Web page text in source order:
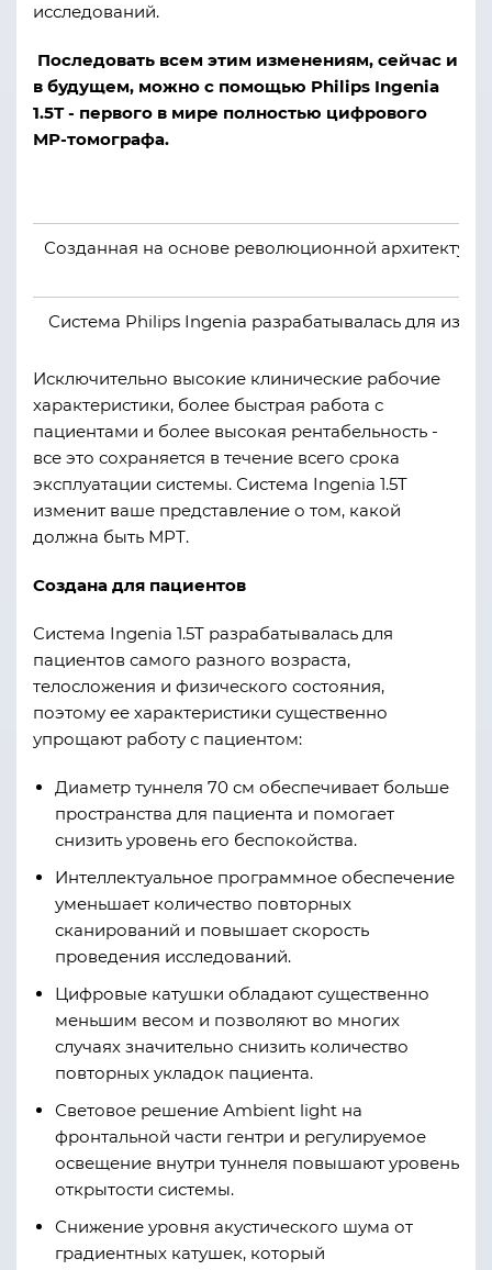
исследований.
Последовать всем этим изменениям, сейчас и
в будущем, можно с помощью Philips Ingenia
1.5T - первого в мире полностью цифрового
МР-томографа.
Созданная на основе революционной
Система Philips Ingenia разрабатывалась для
Исключительно высокие клинические рабочие
характеристики, более быстрая работа с
пациентами и более высокая рентабельность -
все это сохраняется в течение всего срока
эксплуатации системы. Система Ingenia 1.5T
изменит ваше представление о том, какой
должна быть МРТ.
Создана для пациентов
Система Ingenia 1.5T разрабатывалась для
пациентов самого разного возраста,
телосложения и физического состояния,
поэтому ее характеристики существенно
упрощают работу с пациентом:
Диаметр туннеля 70 см обеспечивает больше
пространства для пациента и помогает
снизить уровень его беспокойства.
Интеллектуальное программное обеспечение
уменьшает количество повторных
сканирований и повышает скорость
проведения исследований.
Цифровые катушки обладают существенно
меньшим весом и позволяют во многих
случаях значительно снизить количество
повторных укладок пациента.
Световое решение Аmbient light на
фронтальной части гентри и регулируемое
освещение внутри туннеля повышают уровень
открытости системы.
Снижение уровня акустического шума от
градиентных катушек, который